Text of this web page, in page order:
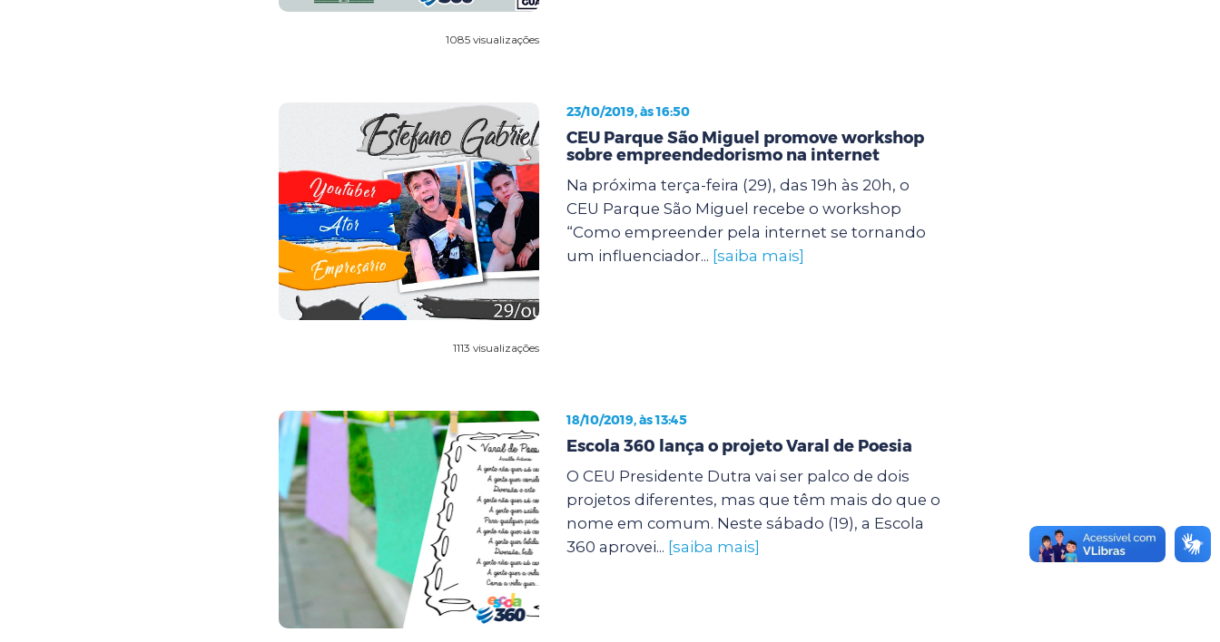
1085 visualizações
1113 visualizações
23/10/2019, às 16:50
CEU Parque São Miguel promove workshop
sobre empreendedorismo na internet
Na próxima terça-feira (29), das 19h às 20h, o
CEU Parque São Miguel recebe o workshop
“Como empreender pela internet se tornando
um influenciador... [saiba mais]
18/10/2019, às 13:45
Escola 360 lança o projeto Varal de Poesia
O CEU Presidente Dutra vai ser palco de dois
projetos diferentes, mas que têm mais do que o
nome em comum. Neste sábado (19), a Escola
360 aprovei... [saiba mais]